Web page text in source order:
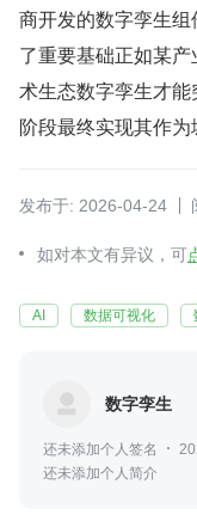
商开发的数字孪生
了重要基础正如某
术生态数字孪生才
阶段最终实现其作
发布于: 2026-04-24
如对本文有异议，可
AI 数据可视化
数字孪生
还未添加个人签名
还未添加个人简介